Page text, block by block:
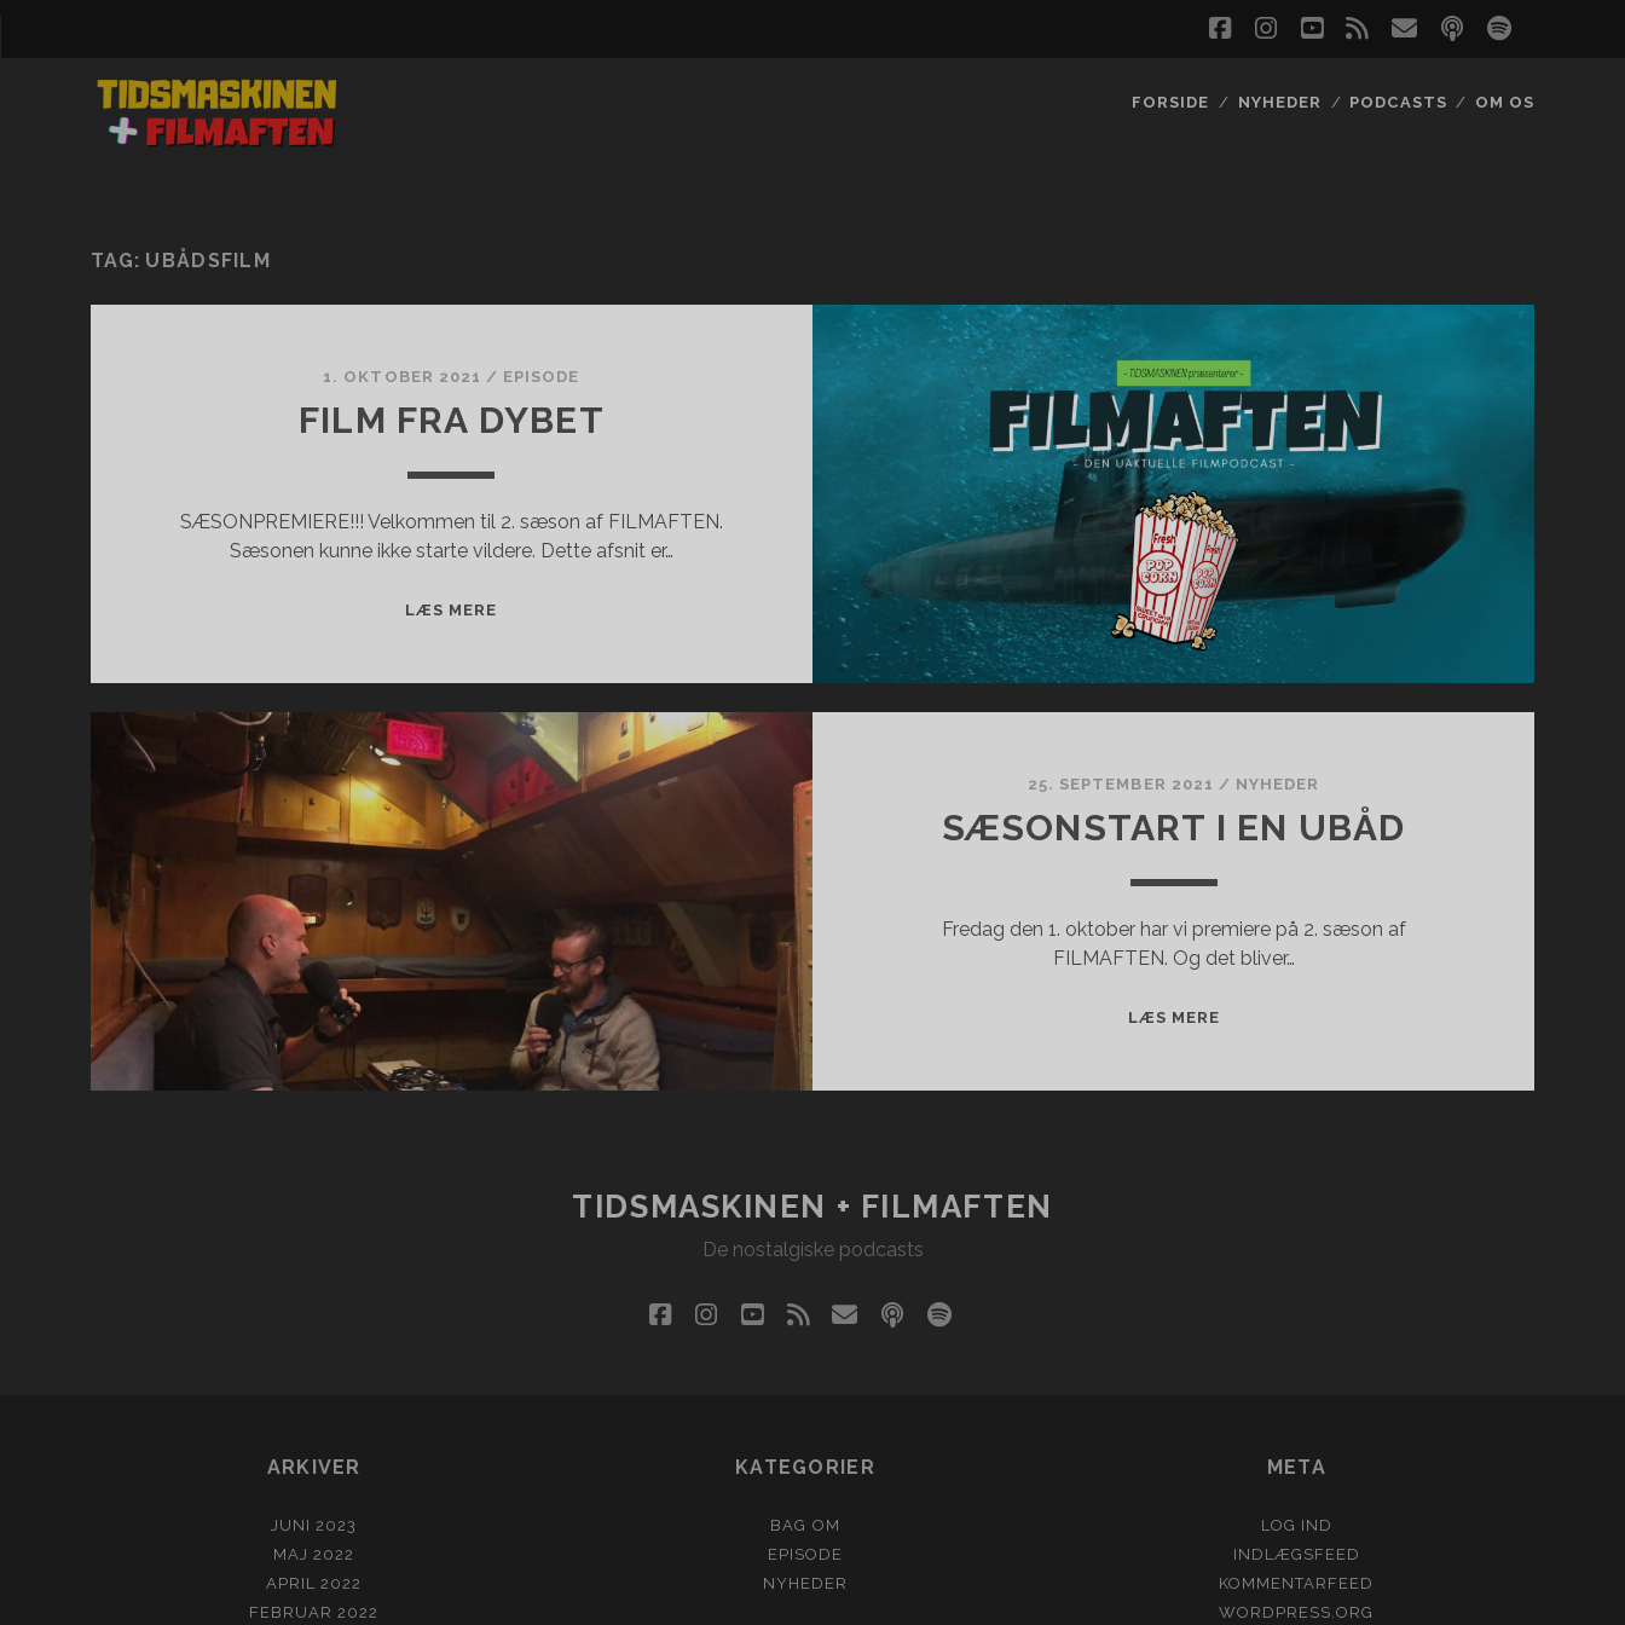
facebookinstagram
youtube
rss emailpodcastspotify
FORSIDE NYHEDER PODCASTS OM OS
TAG: UBÅDSFILM
1. OKTOBER 2021 / EPISODE
FILM FRA DYBET
SÆSONPREMIERE!!! Velkommen til 2. sæson af FILMAFTEN.
Sæsonen kunne ikke starte vildere. Dette afsnit er…
LÆS MERE
25. SEPTEMBER 2021 / NYHEDER
SÆSONSTART I EN UBÅD
Fredag den 1. oktober har vi premiere på 2. sæson af
FILMAFTEN. Og det bliver…
LÆS MERESÆSONSTART
TIDSMASKINEN + FILMAFTEN
De nostalgiske podcasts
facebookinstagram
youtube
rss emailpodcastspotify
ARKIVER
JUNI 2023
MAJ 2022
APRIL 2022
FEBRUAR 2022
KATEGORIER
BAG OM
EPISODE
NYHEDER
META
LOG IND
INDLÆGSFEED
KOMMENTARFEED
WORDPRESS.ORG